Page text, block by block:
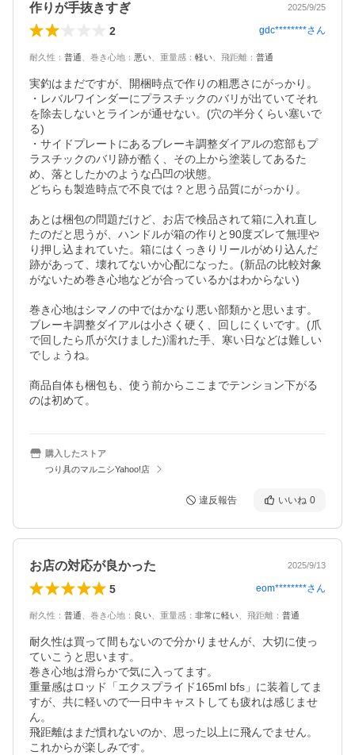
作りが手抜きすぎ 2025/9/25
2 gdc********さん
耐久性 ： 普通 巻き心地 ： 悪い 重量感 ： 軽い 飛距離 ： 普通
実釣はまだですが、開梱時点で作りの粗悪さにがっかり。
・レバルワインダーにプラスチックのバリが出ていてそれ
を除去しないとラインが通せない。(穴の半分くらい塞いで
る)
・サイドプレートにあるブレーキ調整ダイアルの窓部もプ
ラスチックのバリ跡が酷く、その上から塗装してあるた
め、落としたかのような凸凹の状態。
どちらも製造時点で不良では？と思う品質にがっかり。
あとは梱包の問題だけど、お店で検品されて箱に入れ直し
たのだと思うが、ハンドルが箱の作りと90度ズレて無理や
り押し込まれていた。箱にはくっきりリールがめり込んだ
跡があって、壊れてないか心配になった。(新品の比較対象
がないため巻き心地などが合っているかはわからない)
巻き心地はシマノの中ではかなり悪い部類かと思います。
ブレーキ調整ダイアルは小さく硬く、回しにくいです。(爪
で回したら爪が欠けました)濡れた手、寒い日などは難しい
でしょうね。
商品自体も梱包も、使う前からここまでテンション下がる
のは初めて。
購入したストア
つり具のマルニシYahoo!店
違反報告 いいね 0
お店の対応が良かった 2025/9/13
5 eom********さん
耐久性 ： 普通 巻き心地 ： 良い 重量感 ： 非常に軽い 飛距離 ： 普通
耐久性は買って間もないので分かりませんが、大切に使っ
ていこうと思います。
巻き心地は滑らかで気に入ってます。
重量感はロッド「エクスプライド165ml bfs」に装着してま
すが、共に軽いので一日中キャストしても疲れは感じませ
ん。
飛距離はまだ慣れないのか、思った以上に飛んでません。
これからが楽しみです。